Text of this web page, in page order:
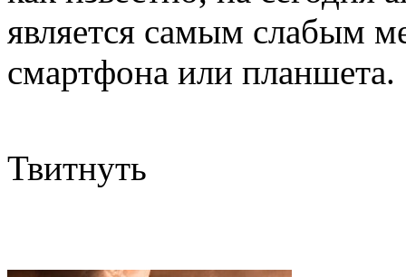
является самым слабым
смартфона или планшета.
Твитнуть